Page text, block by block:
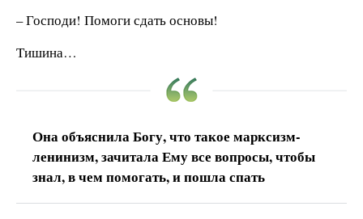
– Господи! Помоги сдать основы!
Тишина…
Она объяснила Богу, что такое марксизм-
ленинизм, зачитала Ему все вопросы, чтобы
знал, в чем помогать, и пошла спать